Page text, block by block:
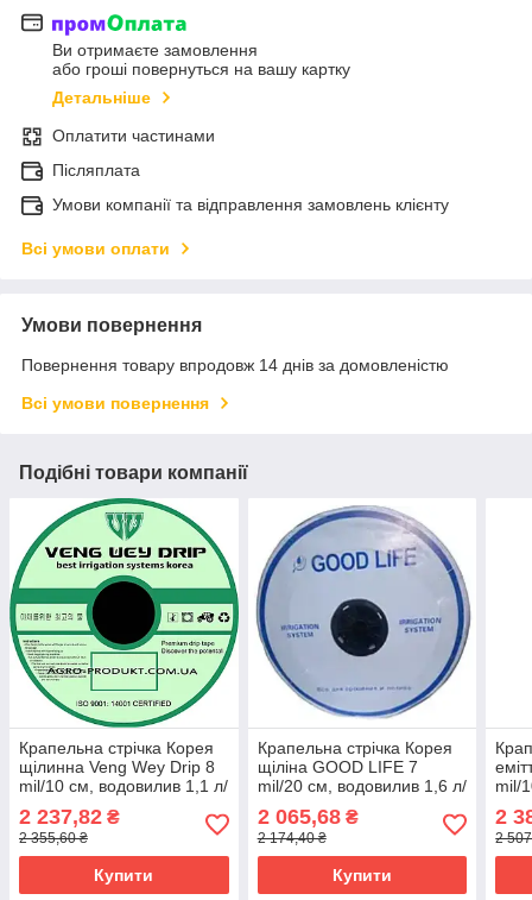
Ви отримаєте замовлення
або гроші повернуться на вашу картку
Детальніше
Оплатити частинами
Післяплата
Умови компанії та відправлення замовлень клієнту
Всі умови оплати
Умови повернення
Повернення товару впродовж 14 днів за домовленістю
Всі умови повернення
Подібні товари компанії
Крапельна стрічка Корея
щілинна Veng Wey Drip 8
mil/10 см, водовилив 1,1 л/
2 237,82 ₴
2 355,60 ₴
Купити
Крапельна стрічка Корея
щілiна GOOD LIFE 7
mil/20 см, водовилив 1,6 л/
2 065,68₴
2 174,40 ₴
Купити
mil/
2
2